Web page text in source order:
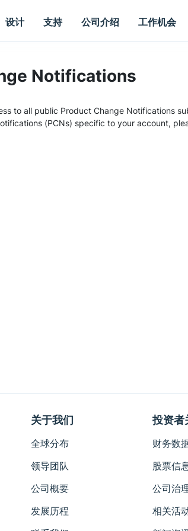
设计 支持 公司介绍 工作机会
Notifications
to all public Product Change Notifications
(PCNs) specific to your account,
关于我们
全球分布
领导团队
公司概要
发展历程
投资者
财务数
股票信
公司治
相关活